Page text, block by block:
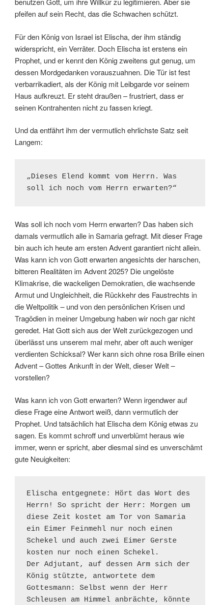
pfeifen auf sein Recht, das die Schwachen schützt.
Für den König von Israel ist Elischa, der ihm ständig
widerspricht, ein Verräter. Doch Elischa ist erstens ein
Prophet, und er kennt den König zweitens gut genug, um
dessen Mordgedanken vorauszuahnen. Die Tür ist fest
verbarrikadiert, als der König mit Leibgarde vor seinem
Haus aufkreuzt. Er steht draußen – frustriert, dass er
seinen Kontrahenten nicht zu fassen kriegt.
Und da entfährt ihm der vermutlich ehrlichste Satz seit
Langem:
„Dieses Elend kommt vom Herrn. Was
soll ich noch vom Herrn erwarten?“
Was soll ich noch vom Herrn erwarten? Das haben sich
damals vermutlich alle in Samaria gefragt. Mit dieser Frage
bin auch ich heute am ersten Advent garantiert nicht allein.
Was kann ich von Gott erwarten angesichts der harschen,
bitteren Realitäten im Advent 2025? Die ungelöste
Klimakrise, die wackeligen Demokratien, die wachsende
Armut und Ungleichheit, die Rückkehr des Faustrechts in
die Weltpolitik – und von den persönlichen Krisen und
Tragödien in meiner Umgebung haben wir noch gar nicht
geredet. Hat Gott sich aus der Welt zurückgezogen und
überlässt uns unserem mal mehr, aber oft auch weniger
verdienten Schicksal? Wer kann sich ohne rosa Brille einen
Advent – Gottes Ankunft in der Welt, dieser Welt –
vorstellen?
Was kann ich von Gott erwarten? Wenn irgendwer auf
diese Frage eine Antwort weiß, dann vermutlich der
Prophet. Und tatsächlich hat Elischa dem König etwas zu
sagen. Es kommt schroff und unverblümt heraus wie
immer, wenn er spricht, aber diesmal sind es unverschämt
gute Neuigkeiten:
Elischa entgegnete: Hört das Wort des
Herrn! So spricht der Herr: Morgen um
diese Zeit kostet am Tor von Samaria
ein Eimer Feinmehl nur noch einen
Schekel und auch zwei Eimer Gerste
kosten nur noch einen Schekel.
Der Adjutant, auf dessen Arm sich der
König stützte, antwortete dem
Gottesmann: Selbst wenn der Herr
Schleusen am Himmel anbrächte, könnte